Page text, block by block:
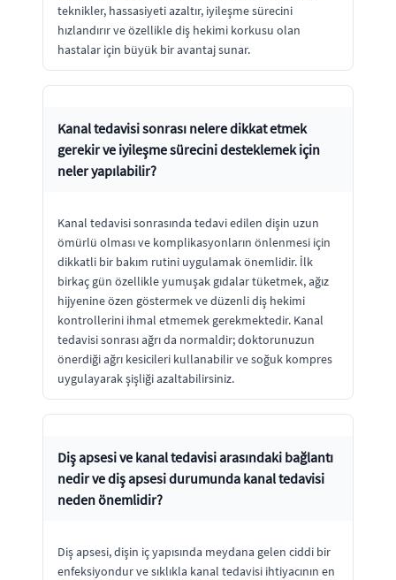
teknikler, hassasiyeti azaltır, iyileşme sürecini
hızlandırır ve özellikle diş hekimi korkusu olan
hastalar için büyük bir avantaj sunar.
Kanal tedavisi sonrası nelere dikkat etmek
gerekir ve iyileşme sürecini desteklemek için
neler yapılabilir?
Kanal tedavisi sonrasında tedavi edilen dişin uzun
ömürlü olması ve komplikasyonların önlenmesi için
dikkatli bir bakım rutini uygulamak önemlidir. İlk
birkaç gün özellikle yumuşak gıdalar tüketmek, ağız
hijyenine özen göstermek ve düzenli diş hekimi
kontrollerini ihmal etmemek gerekmektedir. Kanal
tedavisi sonrası ağrı da normaldir; doktorunuzun
önerdiği ağrı kesicileri kullanabilir ve soğuk kompres
uygulayarak şişliği azaltabilirsiniz.
Diş apsesi ve kanal tedavisi arasındaki bağlantı
nedir ve diş apsesi durumunda kanal tedavisi
neden önemlidir?
Diş apsesi, dişin iç yapısında meydana gelen ciddi bir
enfeksiyondur ve sıklıkla kanal tedavisi ihtiyacının en